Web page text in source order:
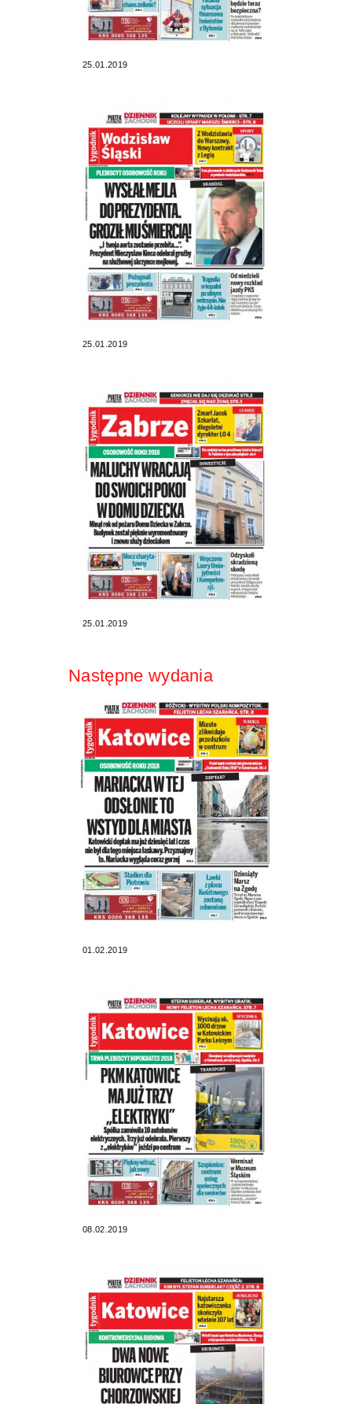
25.01.2019
25.01.2019
25.01.2019
Następne wydania
01.02.2019
08.02.2019